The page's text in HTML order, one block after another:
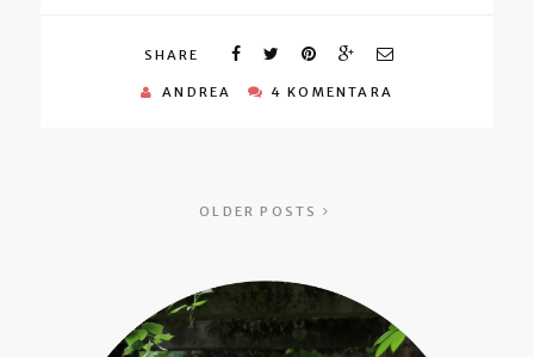
SHARE
ANDREA 4 KOMENTARA
OLDER POSTS